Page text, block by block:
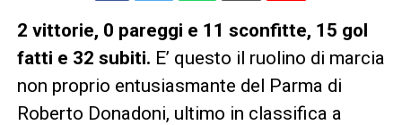
2 vittorie, 0 pareggi e 11 sconfitte, 15 gol
fatti e 32 subiti. E’ questo il ruolino di marcia
non proprio entusiasmante del Parma di
Roberto Donadoni, ultimo in classifica a